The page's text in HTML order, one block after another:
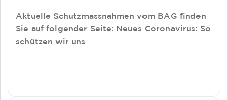
Aktuelle Schutzmassnahmen vom BAG finden
Sie auf folgender Seite: Neues Coronavirus: So
schützen wir uns